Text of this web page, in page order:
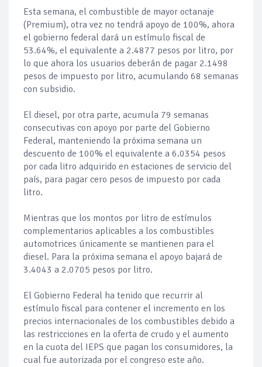
Esta semana, el combustible de mayor octanaje
(Premium), otra vez no tendrá apoyo de 100%, ahora
el gobierno federal dará un estímulo fiscal de
53.64%, el equivalente a 2.4877 pesos por litro, por
lo que ahora los usuarios deberán de pagar 2.1498
pesos de impuesto por litro, acumulando 68 semanas
con subsidio.
El diesel, por otra parte, acumula 79 semanas
consecutivas con apoyo por parte del Gobierno
Federal, manteniendo la próxima semana un
descuento de 100% el equivalente a 6.0354 pesos
por cada litro adquirido en estaciones de servicio del
país, para pagar cero pesos de impuesto por cada
litro.
Mientras que los montos por litro de estímulos
complementarios aplicables a los combustibles
automotrices únicamente se mantienen para el
diesel. Para la próxima semana el apoyo bajará de
3.4043 a 2.0705 pesos por litro.
El Gobierno Federal ha tenido que recurrir al
estímulo fiscal para contener el incremento en los
precios internacionales de los combustibles debido a
las restricciones en la oferta de crudo y el aumento
en la cuota del IEPS que pagan los consumidores, la
cual fue autorizada por el congreso este año.